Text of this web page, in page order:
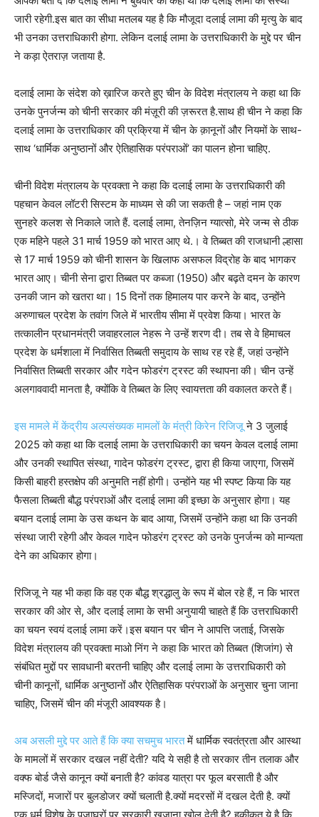
जारी रहेगी.इस बात का सीधा मतलब यह है कि मौजूदा दलाई लामा की मृत्यु के बाद
भी उनका उत्तराधिकारी होगा. लेकिन दलाई लामा के उत्तराधिकारी के मुद्दे पर चीन
ने कड़ा ऐतराज़ जताया है.
दलाई लामा के संदेश को ख़ारिज करते हुए चीन के विदेश मंत्रालय ने कहा था कि
उनके पुनर्जन्म को चीनी सरकार की मंज़ूरी की ज़रूरत है.साथ ही चीन ने कहा कि
दलाई लामा के उत्तराधिकार की प्रक्रिया में चीन के क़ानूनों और नियमों के साथ-
साथ ‘धार्मिक अनुष्ठानों और ऐतिहासिक परंपराओं’ का पालन होना चाहिए.
चीनी विदेश मंत्रालय के प्रवक्ता ने कहा कि दलाई लामा के उत्तराधिकारी की
पहचान केवल लॉटरी सिस्टम के माध्यम से की जा सकती है – जहां नाम एक
सुनहरे कलश से निकाले जाते हैं. दलाई लामा, तेनज़िन ग्यात्सो, मेरे जन्म से ठीक
एक महिने पहले 31 मार्च 1959 को भारत आए थे.। वे तिब्बत की राजधानी ल्हासा
से 17 मार्च 1959 को चीनी शासन के खिलाफ असफल विद्रोह के बाद भागकर
भारत आए। चीनी सेना द्वारा तिब्बत पर कब्जा (1950) और बढ़ते दमन के कारण
उनकी जान को खतरा था। 15 दिनों तक हिमालय पार करने के बाद, उन्होंने
अरुणाचल प्रदेश के तवांग जिले में भारतीय सीमा में प्रवेश किया। भारत के
तत्कालीन प्रधानमंत्री जवाहरलाल नेहरू ने उन्हें शरण दी। तब से वे हिमाचल
प्रदेश के धर्मशाला में निर्वासित तिब्बती समुदाय के साथ रह रहे हैं, जहां उन्होंने
निर्वासित तिब्बती सरकार और गदेन फोडरंग ट्रस्ट की स्थापना की। चीन उन्हें
अलगाववादी मानता है, क्योंकि वे तिब्बत के लिए स्वायत्तता की वकालत करते हैं।
इस मामले में केंद्रीय अल्पसंख्यक मामलों के मंत्री किरेन रिजिजूने 3 जुलाई
2025 को कहा था कि दलाई लामा के उत्तराधिकारी का चयन केवल दलाई लामा
और उनकी स्थापित संस्था, गादेन फोडरंग ट्रस्ट, द्वारा ही किया जाएगा, जिसमें
किसी बाहरी हस्तक्षेप की अनुमति नहीं होगी। उन्होंने यह भी स्पष्ट किया कि यह
फैसला तिब्बती बौद्ध परंपराओं और दलाई लामा की इच्छा के अनुसार होगा। यह
बयान दलाई लामा के उस कथन के बाद आया, जिसमें उन्होंने कहा था कि उनकी
संस्था जारी रहेगी और केवल गादेन फोडरंग ट्रस्ट को उनके पुनर्जन्म को मान्यता
देने का अधिकार होगा।
रिजिजू ने यह भी कहा कि वह एक बौद्ध श्रद्धालु के रूप में बोल रहे हैं, न कि भारत
सरकार की ओर से, और दलाई लामा के सभी अनुयायी चाहते हैं कि उत्तराधिकारी
का चयन स्वयं दलाई लामा करें।इस बयान पर चीन ने आपत्ति जताई, जिसके
विदेश मंत्रालय की प्रवक्ता माओ निंग ने कहा कि भारत को तिब्बत (शिजांग) से
संबंधित मुद्दों पर सावधानी बरतनी चाहिए और दलाई लामा के उत्तराधिकारी को
चीनी कानूनों, धार्मिक अनुष्ठानों और ऐतिहासिक परंपराओं के अनुसार चुना जाना
चाहिए, जिसमें चीन की मंजूरी आवश्यक है।
अब असली मुद्दे पर आते हैं कि क्या सचमुच भारतमें धार्मिक स्वतंत्रता और आस्था
के मामलों में सरकार दखल नहीं देती? यदि ये सही है तो सरकार तीन तलाक और
वक्फ बोर्ड जैसे कानून क्यों बनाती है? कांवड यात्रा पर फूल बरसाती है और
मस्जिदों, मजारों पर बुलडोजर क्यों चलाती है.क्यों मदरसों में दखल देती है. क्यों